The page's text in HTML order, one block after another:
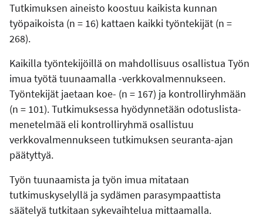
Tutkimuksen aineisto koostuu kaikista kunnan
työpaikoista (n = 16) kattaen kaikki työntekijät (n =
268).
Kaikilla työntekijöillä on mahdollisuus osallistua Työn
imua työtä tuunaamalla -verkkovalmennukseen.
Työntekijät jaetaan koe- (n = 167) ja kontrolliryhmään
(n = 101). Tutkimuksessa hyödynnetään odotuslista-
menetelmää eli kontrolliryhmä osallistuu
verkkovalmennukseen tutkimuksen seuranta-ajan
päätyttyä.
Työn tuunaamista ja työn imua mitataan
tutkimuskyselyllä ja sydämen parasympaattista
säätelyä tutkitaan sykevaihtelua mittaamalla.